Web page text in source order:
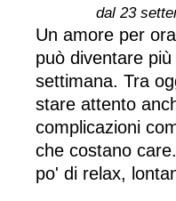
dal 23
Un amore per
può diventare
settimana. Tra
stare attento
complicazioni
che costano
po' di relax,